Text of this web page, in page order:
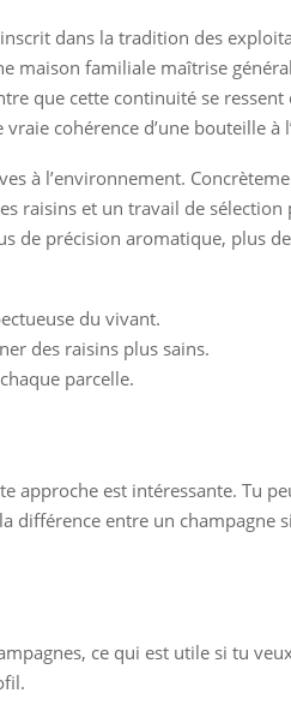
dans la tradition des
maison familiale maîtrise
que cette continuité se
cohérence d’une bouteille à
à l’environnement.
raisins et un travail de sélection
de précision aromatique, plus
du vivant.
des raisins plus sains.
parcelle.
approche est intéressante. Tu
différence entre un
ce qui est utile si tu